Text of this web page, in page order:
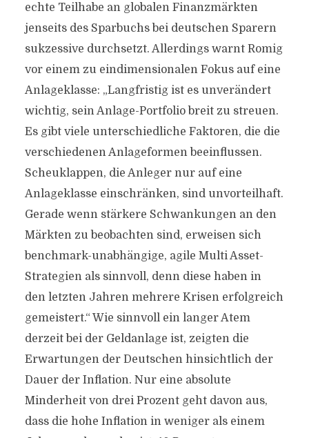
echte Teilhabe an globalen Finanzmärkten
jenseits des Sparbuchs bei deutschen Sparern
sukzessive durchsetzt. Allerdings warnt Romig
vor einem zu eindimensionalen Fokus auf eine
Anlageklasse: „Langfristig ist es unverändert
wichtig, sein Anlage-Portfolio breit zu streuen.
Es gibt viele unterschiedliche Faktoren, die die
verschiedenen Anlageformen beeinflussen.
Scheuklappen, die Anleger nur auf eine
Anlageklasse einschränken, sind unvorteilhaft.
Gerade wenn stärkere Schwankungen an den
Märkten zu beobachten sind, erweisen sich
benchmark-unabhängige, agile Multi Asset-
Strategien als sinnvoll, denn diese haben in
den letzten Jahren mehrere Krisen erfolgreich
gemeistert.“ Wie sinnvoll ein langer Atem
derzeit bei der Geldanlage ist, zeigten die
Erwartungen der Deutschen hinsichtlich der
Dauer der Inflation. Nur eine absolute
Minderheit von drei Prozent geht davon aus,
dass die hohe Inflation in weniger als einem